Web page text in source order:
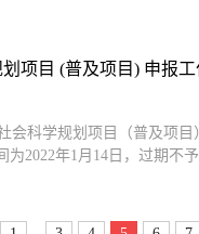
项目 (普及项目) 申报
科学规划项目（普及项
2022年1月14日，过期不